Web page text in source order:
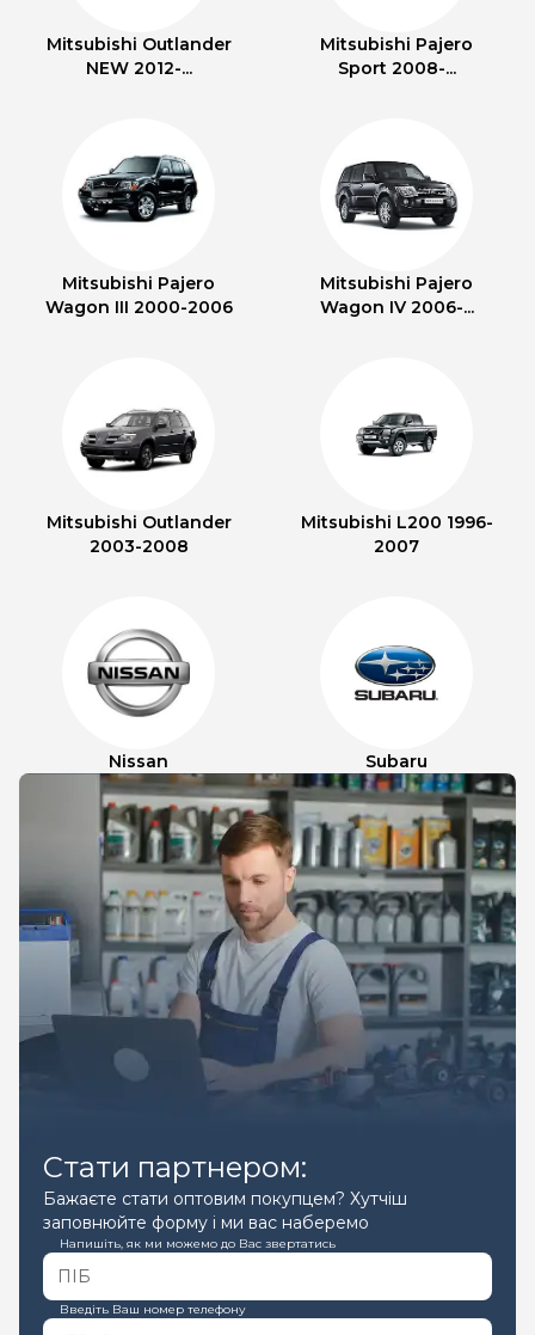
Mitsubishi Outlander
NEW 2012-...
Mitsubishi Pajero
Sport 2008-...
Mitsubishi Pajero
Wagon III 2000-2006
Mitsubishi Pajero
Wagon IV 2006-...
Mitsubishi Outlander
2003-2008
Mitsubishi L200 1996-
2007
Nissan Subaru
Стати партнером:
Бажаєте стати оптовим покупцем? Хутчіш
заповнюйте форму і ми вас наберемо
Напишіть, як ми можемо до Вас звертатись
Введіть Ваш номер телефону